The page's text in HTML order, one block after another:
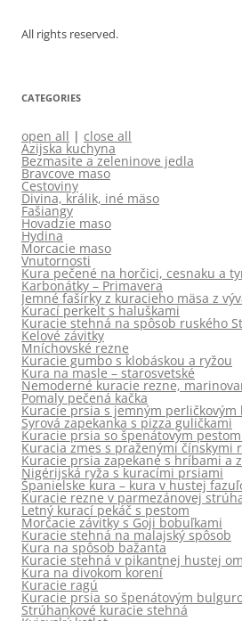
All rights reserved.
CATEGORIES
open all | close all
Azijska kuchyna
Bezmasite a zeleninove jedla
Bravcove maso
Cestoviny
Divina, králik, iné mäso
Fašiangy
Hovadzie maso
Hydina
Morcacie maso
Vnutornosti
Kura pečené na horčici, cesnaku a
Karbonátky – Primavera
Jemné fašírky z kuracieho mäsa z
Kurací perkelt s haluškami
Kuracie stehná na spôsob ruského
Kelové závitky
Mníchovské rezne
Kuracie gumbo s klobáskou a ryžou
Kura na masle – starosvetské
Nemoderné kuracie rezne,
Pomaly pečená kačka
Kuracie prsia s jemným perličkovým
Syrová zapekanka s pizza guličkami
Kuracie prsia so špenátovým pestom
Kuracia zmes s praženými čínskymi
Kuracie prsia zapekané s hríbami a
Nigérijská ryža s kuracími prsiami
Španielske kura – kura v hustej
Kuracie rezne v parmezánovej
Letný kurací pekáč s pestom
Morčacie závitky s Goji bobuľkami
Kuracie stehná na malajský spôsob
Kura na spôsob bažanta
Kuracie stehná v pikantnej hustej
Kura na divokom korení
Kuracie ragú
Kuracie prsia so špenátovým
Strúhankové kuracie stehná